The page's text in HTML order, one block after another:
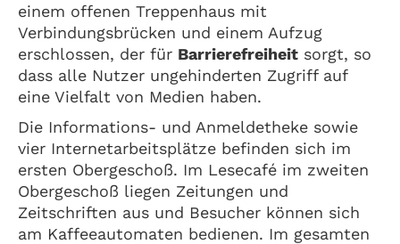
einem offenen Treppenhaus mit
Verbindungsbrücken und einem Aufzug
erschlossen, der für Barrierefreiheit sorgt, so
dass alle Nutzer ungehinderten Zugriff auf
eine Vielfalt von Medien haben.
Die Informations- und Anmeldetheke sowie
vier Internetarbeitsplätze befinden sich im
ersten Obergeschoß. Im Lesecafé im zweiten
Obergeschoß liegen Zeitungen und
Zeitschriften aus und Besucher können sich
am Kaffeeautomaten bedienen. Im gesamten